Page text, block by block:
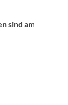
sind am